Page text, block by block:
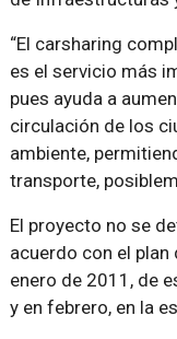
“El carsharing
es el servicio más
pues ayuda a
circulación de los
ambiente,
transporte,
El proyecto no se
acuerdo con el plan
enero de 2011, de
y en febrero, en la